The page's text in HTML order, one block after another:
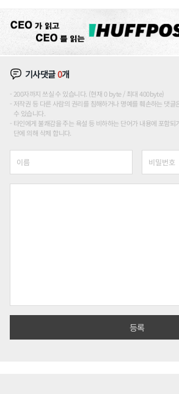
기사댓글0개
200자까지 쓰실 수 있습니다. (현재 0 byte / 최대 400byte)
저작권 등 다른 사람의 권리를 침해하거나 명예를 훼손하는 댓글
수 있습니다.
타인에게 불쾌감을 주는 욕설 등 비하하는 단어가 내용에 포함
단에 의해 삭제 합니다.